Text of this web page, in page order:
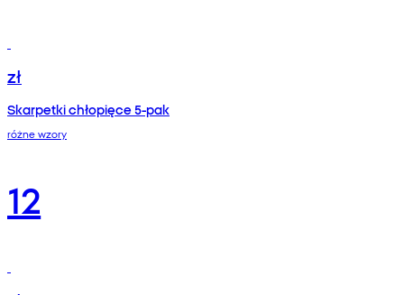
zł
Skarpetki chłopięce 5-pak
różne wzory
12